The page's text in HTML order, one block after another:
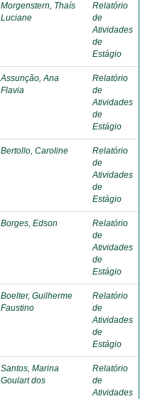
Morgenstern, Thaís
Luciane
Relatório
de
Atividades
de
Estágio
Assunção, Ana
Flavia
Relatório
de
Atividades
de
Estágio
Bertollo, Caroline
Relatório
de
Atividades
de
Estágio
Borges, Edson
Relatório
de
Atividades
de
Estágio
Boelter, Guilherme
Faustino
Relatório
de
Atividades
de
Estágio
Santos, Marina
Goulart dos
Relatório
de
Atividades